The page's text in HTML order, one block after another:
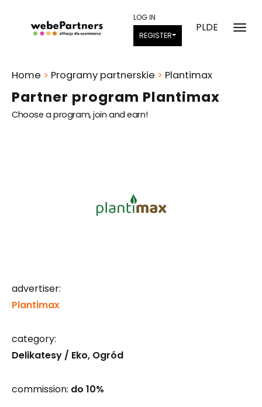
PLDE
LOG IN
REGISTER
Partner program Plantimax
Choose a program, join and earn!
Home > Programy partnerskie > Plantimax
advertiser:
Plantimax
category:
Delikatesy / Eko Ogród
commission: do 10%